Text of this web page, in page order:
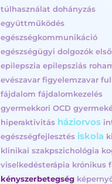
túlhasználat dohányzás
együttműködés
egészségkommunikáció
egészségügyi dolgozók
epilepszia epilepsziás
evészavar figyelemzavar
fájdalom fájdalomkezelés
gyermekkori OCD
hiperaktivitás háziorvos
egészségfejlesztés iskola
klinikai szakpszichológia
viselkedésterápia krónikus
kényszerbetegség